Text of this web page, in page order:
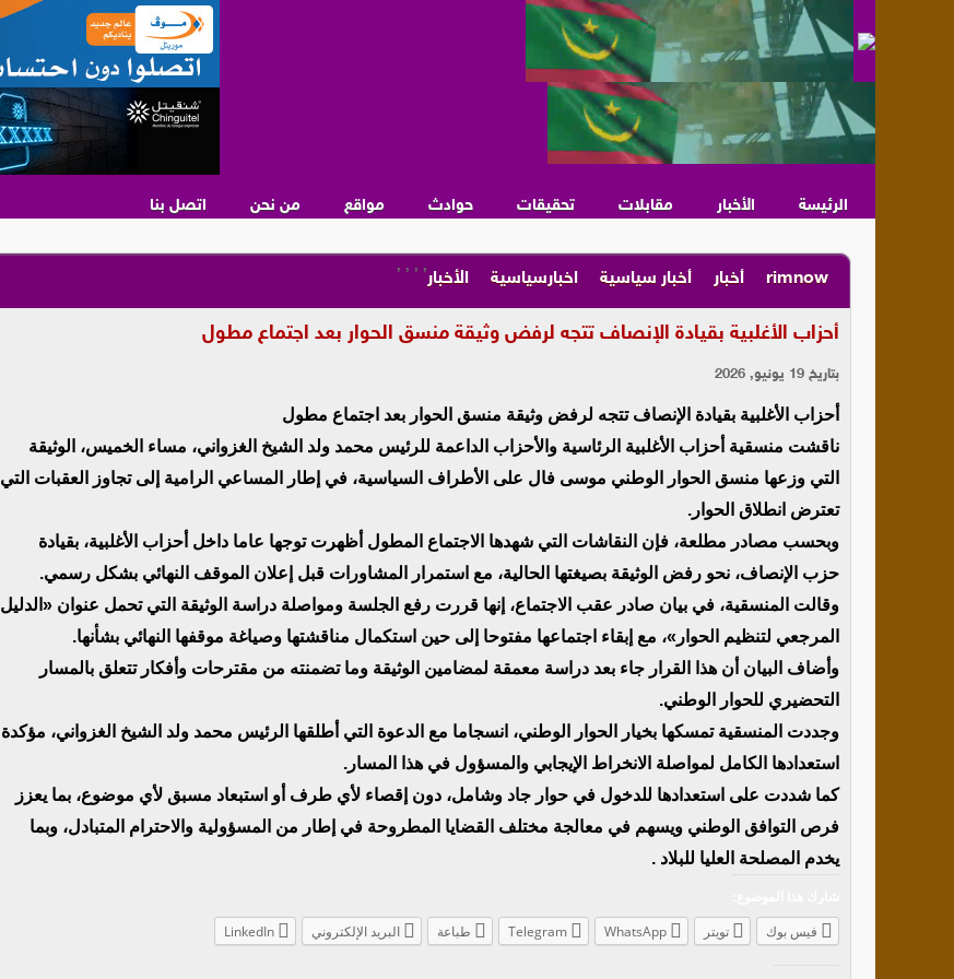
الرئيسة الأخبار مقابلات تحقيقات حوادث مواقع من نحن اتصل بنا
rimnow
,
أخبار
,
أخبار سياسية
,
اخبارسياسية
,
الأخبار
أحزاب الأغلبية بقيادة الإنصاف تتجه لرفض وثيقة منسق الحوار بعد اجتماع مطول
بتاريخ 19 يونيو, 2026
أحزاب الأغلبية بقيادة الإنصاف تتجه لرفض وثيقة منسق الحوار بعد اجتماع مطول
ناقشت منسقية أحزاب الأغلبية الرئاسية والأحزاب الداعمة للرئيس محمد ولد الشيخ الغزواني، مساء الخميس، الوثيقة
التي وزعها منسق الحوار الوطني موسى فال على الأطراف السياسية، في إطار المساعي الرامية إلى تجاوز العقبات التي
تعترض انطلاق الحوار.
وبحسب مصادر مطلعة، فإن النقاشات التي شهدها الاجتماع المطول أظهرت توجها عاما داخل أحزاب الأغلبية، بقيادة
حزب الإنصاف، نحو رفض الوثيقة بصيغتها الحالية، مع استمرار المشاورات قبل إعلان الموقف النهائي بشكل رسمي.
وقالت المنسقية، في بيان صادر عقب الاجتماع، إنها قررت رفع الجلسة ومواصلة دراسة الوثيقة التي تحمل عنوان «الدليل
المرجعي لتنظيم الحوار»، مع إبقاء اجتماعها مفتوحا إلى حين استكمال مناقشتها وصياغة موقفها النهائي بشأنها.
وأضاف البيان أن هذا القرار جاء بعد دراسة معمقة لمضامين الوثيقة وما تضمنته من مقترحات وأفكار تتعلق بالمسار
التحضيري للحوار الوطني.
وجددت المنسقية تمسكها بخيار الحوار الوطني، انسجاما مع الدعوة التي أطلقها الرئيس محمد ولد الشيخ الغزواني، مؤكدة
استعدادها الكامل لمواصلة الانخراط الإيجابي والمسؤول في هذا المسار.
كما شددت على استعدادها للدخول في حوار جاد وشامل، دون إقصاء لأي طرف أو استبعاد مسبق لأي موضوع، بما يعزز
فرص التوافق الوطني ويسهم في معالجة مختلف القضايا المطروحة في إطار من المسؤولية والاحترام المتبادل، وبما
يخدم المصلحة العليا للبلاد .
فيس بوك تويتر WhatsApp
Telegram طباعة البريد الإلكتروني LinkedIn